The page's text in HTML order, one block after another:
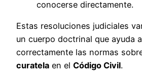
conocerse directamente.
Estas resoluciones judiciales
un cuerpo doctrinal que ayuda
correctamente las normas
curatela en el Código Civil.